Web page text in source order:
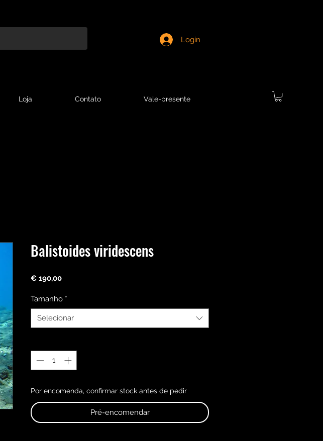
Login
Loja Contato Vale-presente
Balistoides viridescens
€ 190,00Preço
Tamanho *
Selecionar
Por encomenda, confirmar stock antes de pedir
Pré-encomendar